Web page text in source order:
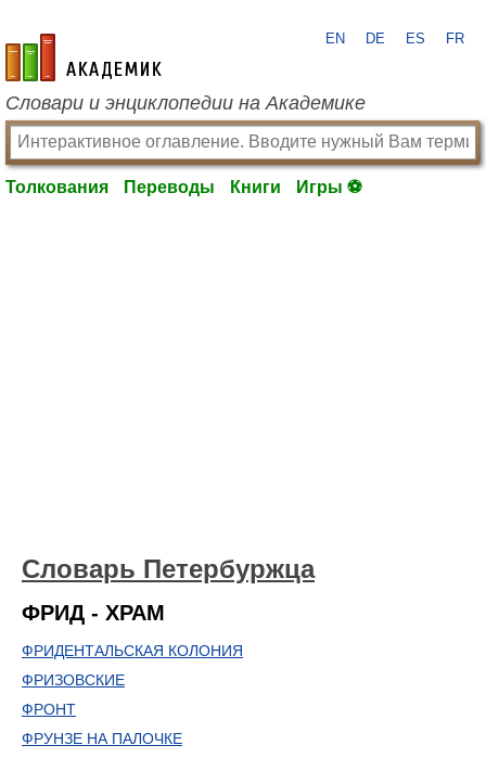
academic.ru
EN DE ES FR
Словари и энциклопедии на Академике
Толкования Переводы Книги Игры ⚽
Словарь Петербуржца
ФРИД - ХРАМ
ФРИДЕНТАЛЬСКАЯ КОЛОНИЯ
ФРИЗОВСКИЕ
ФРОНТ
ФРУНЗЕ НА ПАЛОЧКЕ